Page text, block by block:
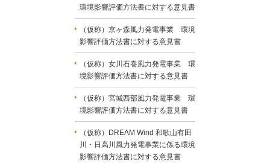
環境影響評価方法書に対する意見書
（仮称）京ヶ森風力発電事業 環境
影響評価方法書に対する意見書
（仮称）女川石巻風力発電事業 環
境影響評価方法書に対する意見書
（仮称）宮城西部風力発電事業 環
境影響評価方法書に対する意見書
（仮称）DREAM Wind 和歌山有田
川・日高川風力発電事業に係る環境
影響評価方法書に対する意見書